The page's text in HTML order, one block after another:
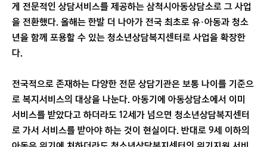
게 전문적인 상담서비스를 제공하는 삼척시아동상담소로 그 사업
을 전환했다. 올해는 한발 더 나아가 전국 최초로 유·아동과 청소
년을 함께 포용할 수 있는 청소년상담복지센터로 사업을 확장한
다.
전국적으로 존재하는 다양한 전문 상담기관은 보통 나이를 기준으
로 복지서비스의 대상을 나눈다. 아동기에 아동상담소에서 이미
서비스를 받았다고 하더라도 12세가 넘으면 청소년상담복지센터
로 가서 서비스를 받아야 하는 것이 현실이다. 반대로 9세 이하의